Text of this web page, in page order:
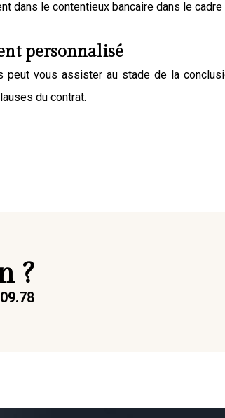
dans le contentieux bancaire dans le
personnalisé
peut vous assisterau stade de la
du contrat.
?